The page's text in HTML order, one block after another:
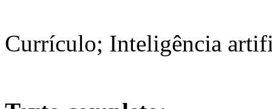
Currículo; Inteligência